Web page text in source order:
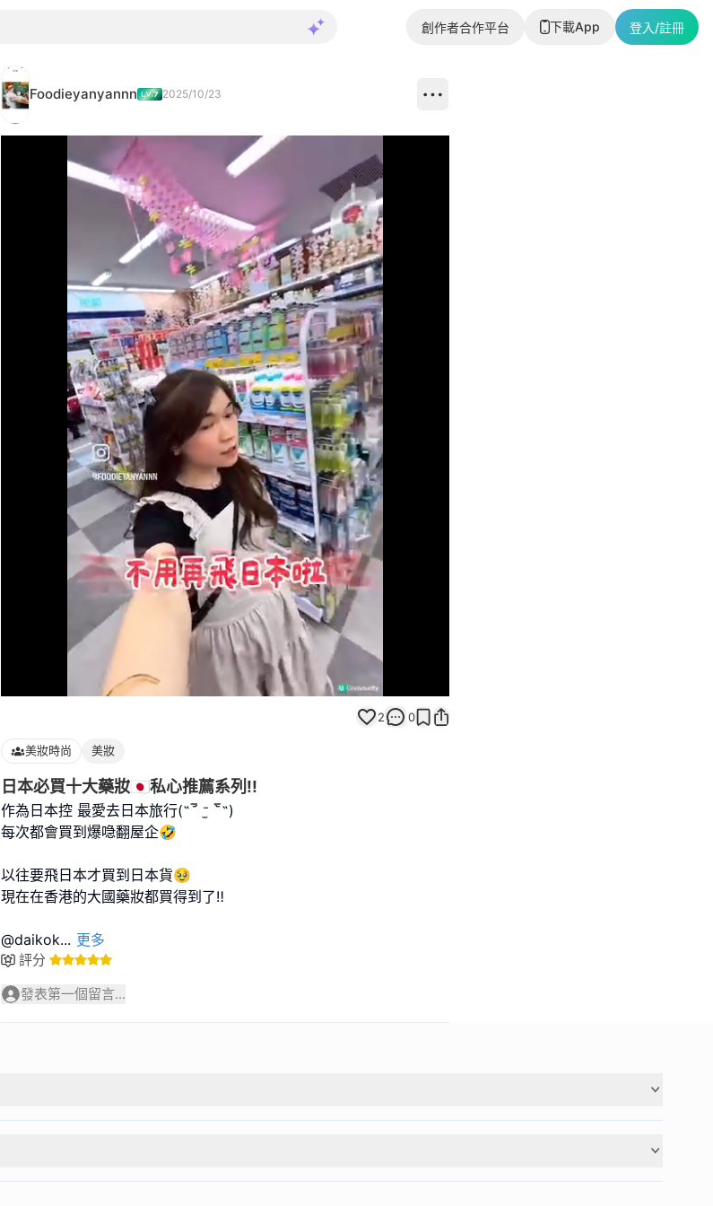
創作者合作平台 下載App 登入/註冊
Foodieyanyannn 2025/10/23
100.00%
2 0
美妝時尚 美妝
日本必買十大藥妝🇯🇵私心推薦系列!!
作為日本控 最愛去日本旅行(˶‾᷄ ⁻̫ ‾᷅˵)
每次都會買到爆喼翻屋企🤣
以往要飛日本才買到日本貨🥹
現在在香港的大國藥妝都買得到了‼️
@daikok... 更多
評分
發表第一個留言...